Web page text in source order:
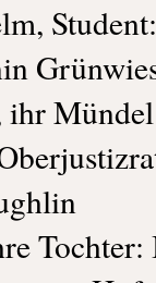
ihr
Tochter: